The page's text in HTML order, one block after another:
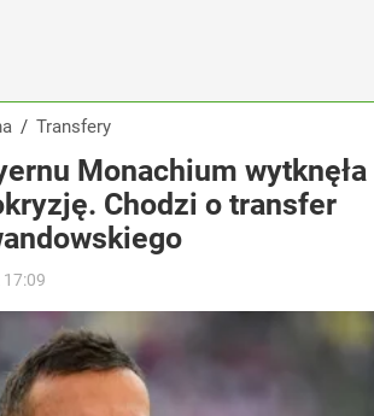
/ Transfery
Monachium wytknęła
Chodzi o transfer
17:09